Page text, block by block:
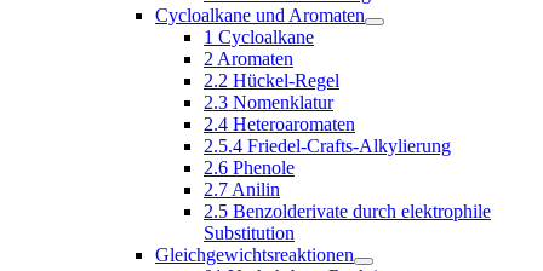
Cycloalkane und Aromaten
1 Cycloalkane
2 Aromaten
2.2 Hückel-Regel
2.3 Nomenklatur
2.4 Heteroaromaten
2.5.4 Friedel-Crafts-Alkylierung
2.6 Phenole
2.7 Anilin
2.5 Benzolderivate durch elektrophile
Substitution
Gleichgewichtsreaktionen